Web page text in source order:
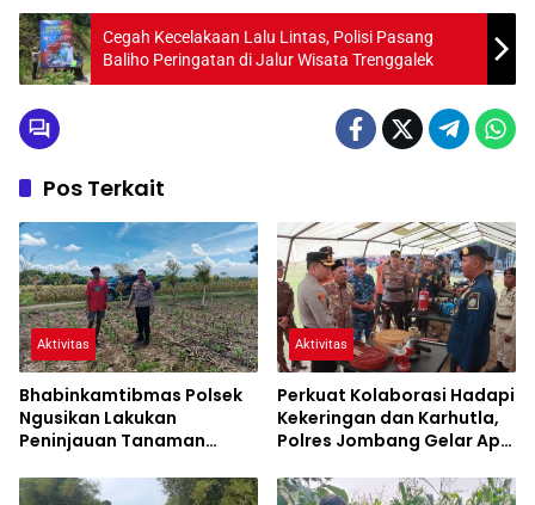
Cegah Kecelakaan Lalu Lintas, Polisi Pasang
Baliho Peringatan di Jalur Wisata Trenggalek
Pos Terkait
Aktivitas
Bhabinkamtibmas Polsek
Ngusikan Lakukan
Peninjauan Tanaman
Mendukung Ketahanan
Aktivitas
Perkuat Kolaborasi Hadapi
Kekeringan dan Karhutla,
Polres Jombang Gelar Apel